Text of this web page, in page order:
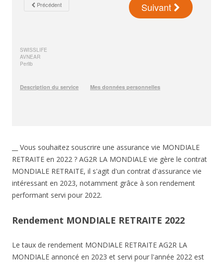
__ Vous souhaitez souscrire une assurance vie MONDIALE
RETRAITE en 2022 ? AG2R LA MONDIALE vie gère le contrat
MONDIALE RETRAITE, il s'agit d'un contrat d'assurance vie
intéressant en 2023, notamment grâce à son rendement
performant servi pour 2022.
Rendement MONDIALE RETRAITE 2022
Le taux de rendement MONDIALE RETRAITE AG2R LA
MONDIALE annoncé en 2023 et servi pour l'année 2022 est